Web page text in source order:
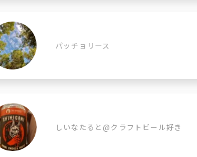
パッチョリース
しいなたると@クラフトビール好き